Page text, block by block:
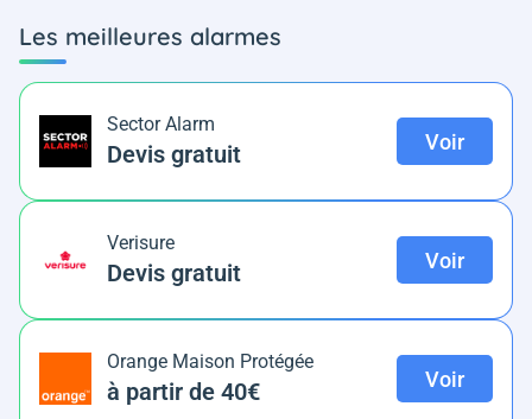
Les meilleures alarmes
Sector Alarm
Devis gratuit Voir
Verisure
Devis gratuit Voir
Orange Maison Protégée
à partir de 40€ Voir